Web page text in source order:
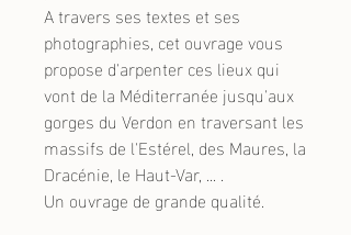
A travers ses textes et ses
photographies, cet ouvrage vous
propose d'arpenter ces lieux qui
vont de la Méditerranée jusqu'aux
gorges du Verdon en traversant les
massifs de l'Estérel, des Maures, la
Dracénie, le Haut-Var, ... .
Un ouvrage de grande qualité.